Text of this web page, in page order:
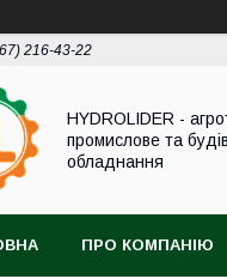
216-43-22
HYDROLIDER -
промислове та
обладнання
ПРО КОМПАНІЮ